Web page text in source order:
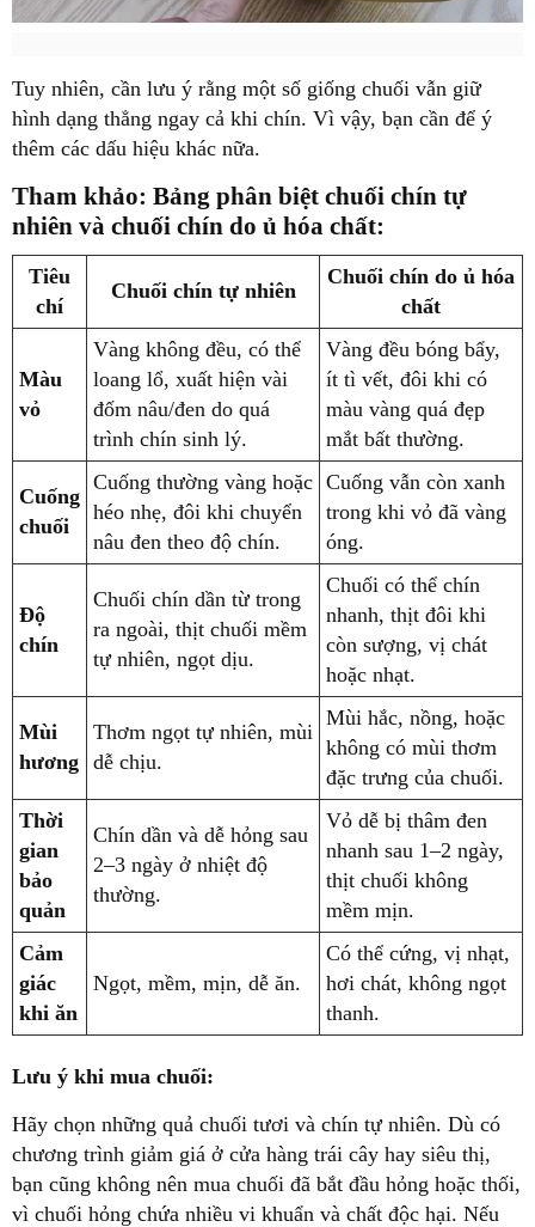
Tuy nhiên, cần lưu ý rằng một số giống chuối vẫn giữ
hình dạng thẳng ngay cả khi chín. Vì vậy, bạn cần để ý
thêm các dấu hiệu khác nữa.
Tham khảo: Bảng phân biệt chuối chín tự
nhiên và chuối chín do ủ hóa chất:
Tiêu
chí
Chuối chín tự nhiên
Chuối chín do ủ hóa
chất
Màu
vỏ
Vàng không đều, có thể
loang lổ, xuất hiện vài
đốm nâu/đen do quá
trình chín sinh lý.
Vàng đều bóng bẩy,
ít tì vết, đôi khi có
màu vàng quá đẹp
mắt bất thường.
Cuống
chuối
Cuống thường vàng hoặc
héo nhẹ, đôi khi chuyển
nâu đen theo độ chín.
Cuống vẫn còn xanh
trong khi vỏ đã vàng
óng.
Độ
chín
Chuối chín dần từ trong
ra ngoài, thịt chuối mềm
tự nhiên, ngọt dịu.
Chuối có thể chín
nhanh, thịt đôi khi
còn sượng, vị chát
hoặc nhạt.
Mùi
hương
Thơm ngọt tự nhiên, mùi
dễ chịu.
Mùi hắc, nồng, hoặc
không có mùi thơm
đặc trưng của chuối.
Thời
gian
bảo
quản
Chín dần và dễ hỏng sau
2–3 ngày ở nhiệt độ
thường.
Vỏ dễ bị thâm đen
nhanh sau 1–2 ngày,
thịt chuối không
mềm mịn.
Cảm
giác
khi ăn
Ngọt, mềm, mịn, dễ ăn.
Có thể cứng, vị nhạt,
hơi chát, không ngọt
thanh.
Lưu ý khi mua chuối:
Hãy chọn những quả chuối tươi và chín tự nhiên. Dù có
chương trình giảm giá ở cửa hàng trái cây hay siêu thị,
bạn cũng không nên mua chuối đã bắt đầu hỏng hoặc thối,
vì chuối hỏng chứa nhiều vi khuẩn và chất độc hại. Nếu